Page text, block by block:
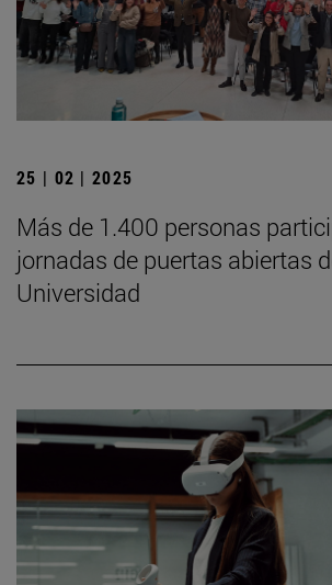
25 | 02 | 2025
Más de 1.400 personas
jornadas de puertas abiertas
Universidad